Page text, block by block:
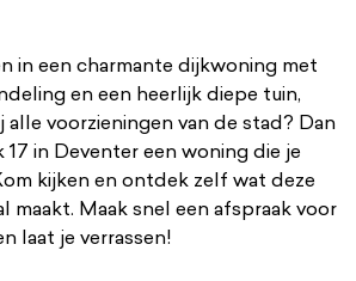
in een charmante dijkwoning met
en een heerlijk diepe tuin,
voorzieningen van de stad? Dan
in Deventer een woning die je
kijken en ontdek zelf wat deze
maakt. Maak snel een afspraak voor
laat je verrassen!